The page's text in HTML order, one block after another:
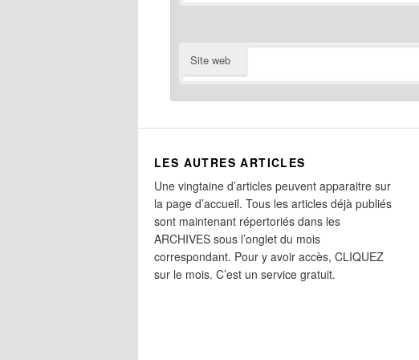
Site web
LES AUTRES ARTICLES
Une vingtaine d’articles peuvent apparaitre sur
la page d’accueil. Tous les articles déjà publiés
sont maintenant répertoriés dans les
ARCHIVES sous l’onglet du mois
correspondant. Pour y avoir accès, CLIQUEZ
sur le mois. C’est un service gratuit.